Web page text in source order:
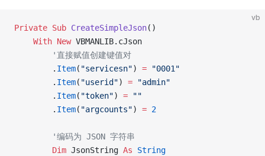
vb
Private Sub CreateSimpleJson()
    With New
VBMANLIB.cJson
        '直接赋值创建键值对
        .
Item( "servicesn") = "0001"
        .
Item( "userid") = "admin"
        .
Item( "token") = ""
        .
Item( "argcounts") = 2
        '编码为 JSON 字符串
        Dim
JsonString As String